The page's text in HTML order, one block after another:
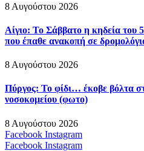
8 Αυγούστου 2026
Αίγιο: Το Σάββατο η κηδεία του
που έπαθε ανακοπή σε
8 Αυγούστου 2026
Πύργος: Το φίδι… έκοβε βόλτα
νοσοκομείου (φωτο)
8 Αυγούστου 2026
Facebook Instagram
Facebook Instagram